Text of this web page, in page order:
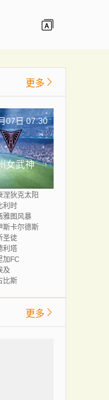
更多
07日 07:30
女武神
涅狄克太阳
利时
雅图风暴
斯卡尔德斯
圣徒
利塔
加FC
及
比斯
更多